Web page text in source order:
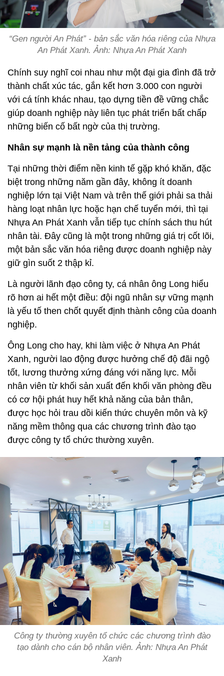
“Gen người An Phát” - bản sắc văn hóa riêng của Nhựa
An Phát Xanh. Ảnh: Nhựa An Phát Xanh
Chính suy nghĩ coi nhau như một đại gia đình đã trở
thành chất xúc tác, gắn kết hơn 3.000 con người
với cá tính khác nhau, tạo dựng tiền đề vững chắc
giúp doanh nghiệp này liên tục phát triển bất chấp
những biến cố bất ngờ của thị trường.
Nhân sự mạnh là nền tảng của thành công
Tại những thời điểm nền kinh tế gặp khó khăn, đặc
biệt trong những năm gần đây, không ít doanh
nghiệp lớn tại Việt Nam và trên thế giới phải sa thải
hàng loạt nhân lực hoặc hạn chế tuyển mới, thì tại
Nhựa An Phát Xanh vẫn tiếp tục chính sách thu hút
nhân tài. Đây cũng là một trong những giá trị cốt lõi,
một bản sắc văn hóa riêng được doanh nghiệp này
giữ gìn suốt 2 thập kỉ.
Là người lãnh đạo công ty, cá nhân ông Long hiểu
rõ hơn ai hết một điều: đội ngũ nhân sự vững mạnh
là yếu tố then chốt quyết định thành công của doanh
nghiệp.
Ông Long cho hay, khi làm việc ở Nhựa An Phát
Xanh, người lao động được hưởng chế độ đãi ngộ
tốt, lương thưởng xứng đáng với năng lực. Mỗi
nhân viên từ khối sản xuất đến khối văn phòng đều
có cơ hội phát huy hết khả năng của bản thân,
được học hỏi trau dồi kiến thức chuyên môn và kỹ
năng mềm thông qua các chương trình đào tạo
được công ty tổ chức thường xuyên.
Công ty thường xuyên tổ chức các chương trình đào
tạo dành cho cán bộ nhân viên. Ảnh: Nhựa An Phát
Xanh